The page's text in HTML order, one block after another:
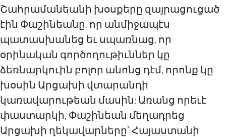
Շահրամանեանի խօսքերը զայրացուցած
էին Փաշինեանը, որ անմիջապէս
պատասխանեց եւ սպառնաց, որ
օրինական գործողութիւններ կը
ձեռնարկուին բոլոր անոնց դէմ, որոնք կը
խօսին Արցախի վտարանդի
կառավարութեան մասին: Առանց որեւէ
փաստարկի, Փաշինեան մեղադրեց
Արցախի ղեկավարները՝ Հայաստանի